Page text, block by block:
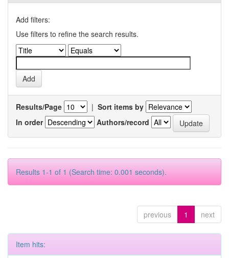
Add filters:
Use filters to refine the search results.
Results/Page | Sort items by
In order
Authors/record
Results 1-1 of 1 (Search time: 0.001 seconds).
previous 1 next
Item hits: